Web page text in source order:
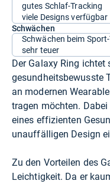
gutes Schlaf-Tracking
viele Designs verfügbar
Schwächen
Schwächen beim
sehr teuer
Der Galaxy Ring
gesundheitsbewusste
an modernen
tragen möchten.
eines effizienten
unauffälligen Design
Zu den Vorteilen des
Leichtigkeit. Da er